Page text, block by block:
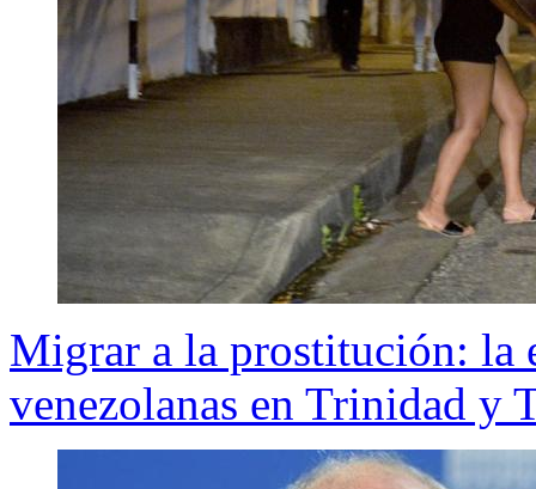
Migrar a la prostitución: la
venezolanas en Trinidad y